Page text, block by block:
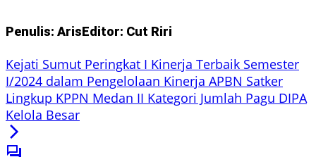
Penulis: ArisEditor: Cut Riri
Kejati Sumut Peringkat I Kinerja Terbaik Semester
I/2024 dalam Pengelolaan Kinerja APBN Satker
Lingkup KPPN Medan II Kategori Jumlah Pagu DIPA
Kelola Besar